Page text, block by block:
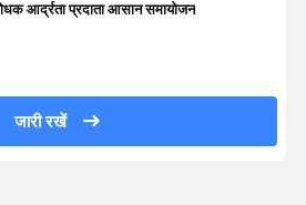
आर्द्रता प्रदाता आसान समायोजन
जारी रखें